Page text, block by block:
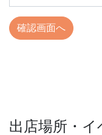
出店場所・